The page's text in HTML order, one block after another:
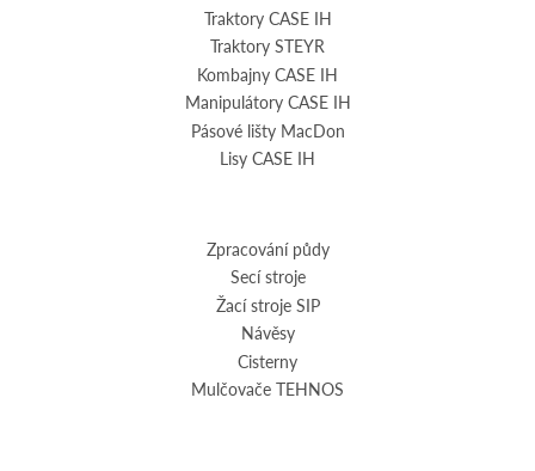
Traktory CASE IH
Traktory STEYR
Kombajny CASE IH
Manipulátory CASE IH
Pásové lišty MacDon
Lisy CASE IH
Zpracování půdy
Secí stroje
Žací stroje SIP
Návěsy
Cisterny
Mulčovače TEHNOS